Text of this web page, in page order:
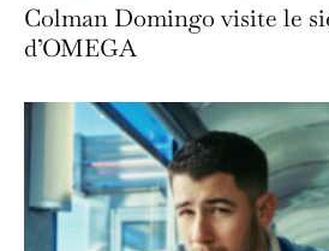
Colman Domingo visite le
d’OMEGA